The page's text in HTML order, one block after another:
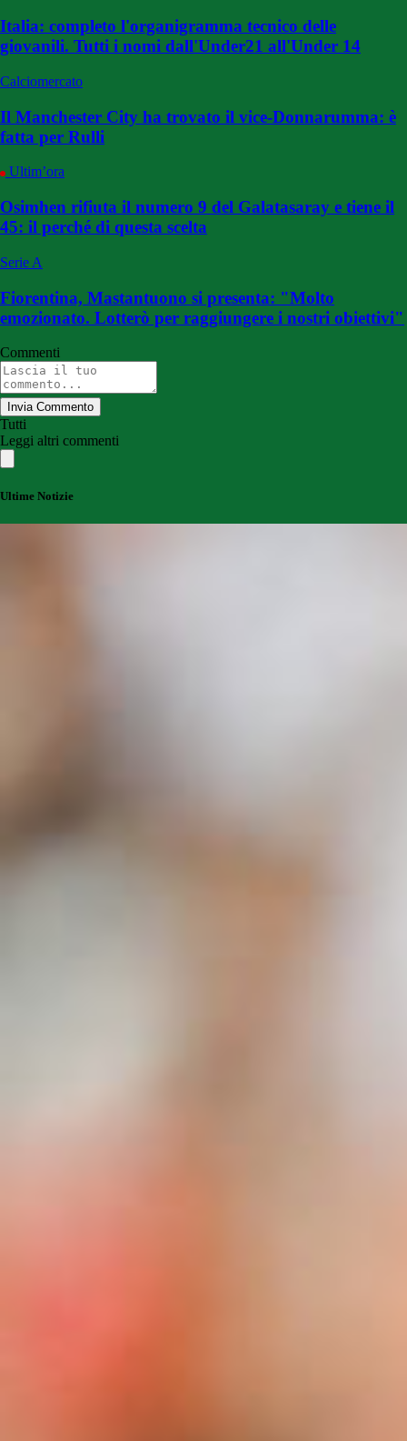
Italia: completo l'organigramma tecnico delle
giovanili. Tutti i nomi dall'Under21 all'Under 14
Calciomercato
Il Manchester City ha trovato il vice-Donnarumma: è
fatta per Rulli
Ultim’ora
Osimhen rifiuta il numero 9 del Galatasaray e tiene il
45: il perché di questa scelta
Serie A
Fiorentina, Mastantuono si presenta: "Molto
emozionato. Lotterò per raggiungere i nostri obiettivi"
Commenti
Invia Commento
Tutti
Leggi altri commenti
Ultime Notizie